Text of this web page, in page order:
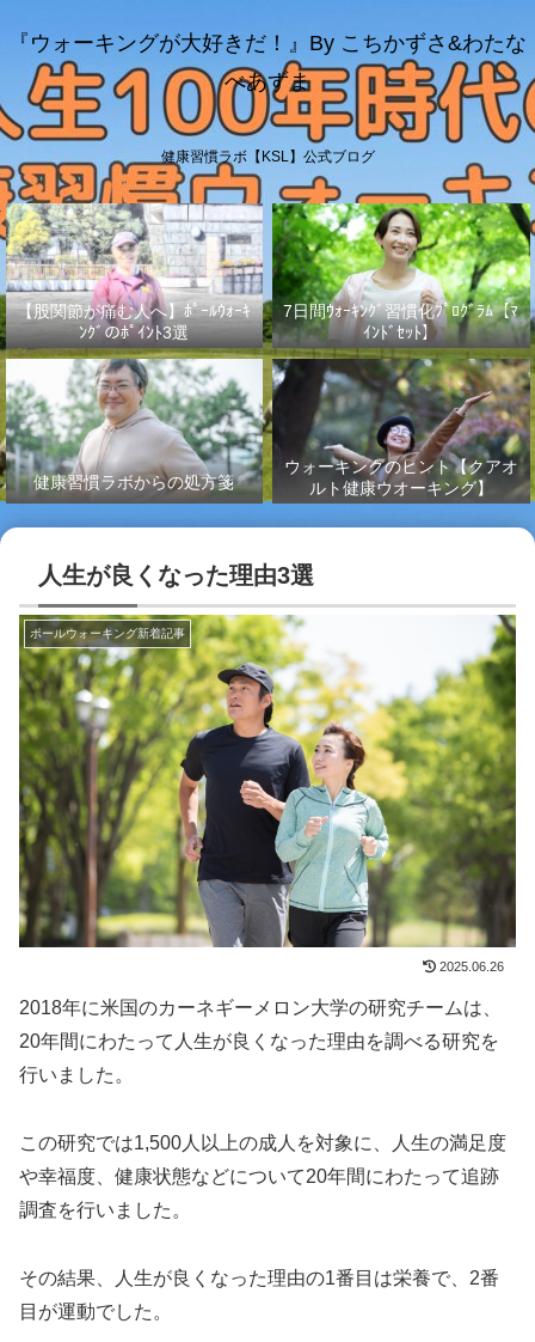
『ウォーキングが大好きだ！』By こちかずさ&わたな
べあずま
健康習慣ラボ【KSL】公式ブログ
【股関節が痛む人へ】ﾎﾟｰﾙｳｫｰｷ
ﾝｸﾞのﾎﾟｲﾝﾄ3選
7日間ｳｫｰｷﾝｸﾞ習慣化ﾌﾟﾛｸﾞﾗﾑ【ﾏ
ｲﾝﾄﾞｾｯﾄ】
健康習慣ラボからの処方箋
ウォーキングのヒント【クアオ
ルト健康ウオーキング】
No.003
人生が良くなった理由3選
ポールウォーキング新着記事
2025.06.26
2018年に米国のカーネギーメロン大学の研究チームは、
20年間にわたって人生が良くなった理由を調べる研究を
行いました。
この研究では1,500人以上の成人を対象に、人生の満足度
や幸福度、健康状態などについて20年間にわたって追跡
調査を行いました。
その結果、人生が良くなった理由の1番目は栄養で、2番
目が運動でした。